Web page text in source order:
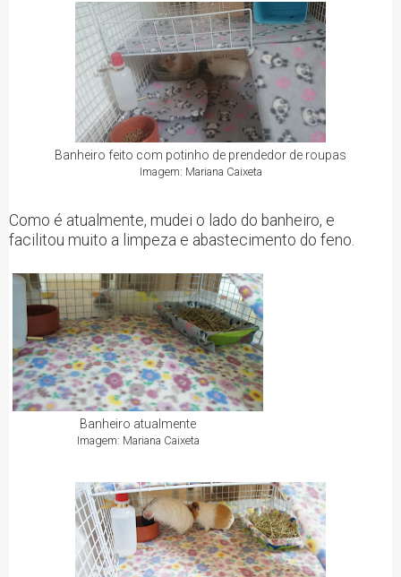
Banheiro feito com potinho de prendedor de roupas
Imagem: Mariana Caixeta
Como é atualmente, mudei o lado do banheiro, e
facilitou muito a limpeza e abastecimento do feno.
Banheiro atualmente
Imagem: Mariana Caixeta